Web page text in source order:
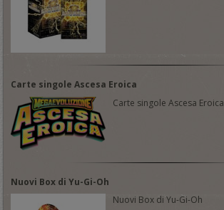
Carte singole Ascesa Eroica
Carte singole Ascesa Eroica
Nuovi Box di Yu-Gi-Oh
Nuovi Box di Yu-Gi-Oh